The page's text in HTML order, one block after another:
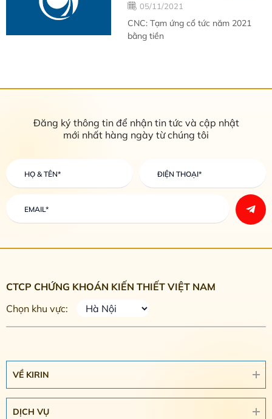
05/11/2021
CNC: Tạm ứng cổ tức năm 2021
bằng tiền
Đăng ký thông tin để nhận tin tức và cập nhật
mới nhất hàng ngày từ chúng tôi
CTCP CHỨNG KHOÁN KIẾN THIẾT VIỆT NAM
Chọn khu vực:
VỀ KIRIN
DỊCH VỤ